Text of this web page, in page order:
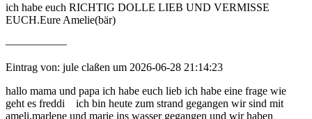
ich habe euch RICHTIG DOLLE LIEB UND VERMISSE
EUCH.Eure Amelie(bär)
—————–
Eintrag von: jule claßen um 2026-06-28 21:14:23
hallo mama und papa ich habe euch lieb ich habe eine frage wie
geht es freddi ich bin heute zum strand gegangen wir sind mit
ameli,marlene und marie ins wasser gegangen und wir haben